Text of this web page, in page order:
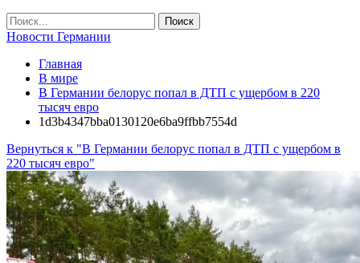
Новости Германии
Главная
В мире
В Германии белорус попал в ДТП с ущербом в 220
тысяч евро
1d3b4347bba0130120e6ba9ffbb7554d
Вернуться к "В Германии белорус попал в ДТП с ущербом в
220 тысяч евро"